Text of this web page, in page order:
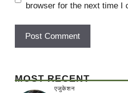
browser for the next time I
MOST RECENT
एजुकेशन